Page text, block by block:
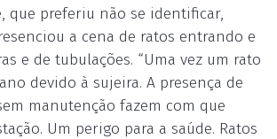
que preferiu não se identificar,
a cena de ratos entrando e
e de tubulações. “Uma vez um rato
devido à sujeira. A presença de
manutenção fazem com que
Um perigo para a saúde. Ratos